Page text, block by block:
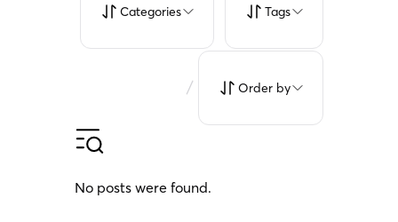
Categories Tags
/ Order by
No posts were found.